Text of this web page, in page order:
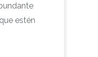
estén